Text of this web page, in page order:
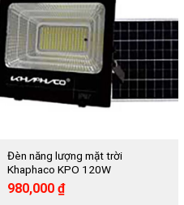
Đèn năng lượng mặt trời
Khaphaco KPO 120W
Giá
980,000 ₫Giá
hiện